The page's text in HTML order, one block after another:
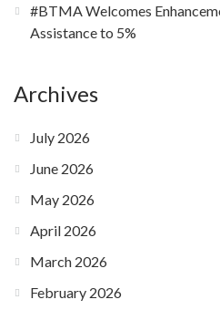
#BTMA Welcomes
Assistance to 5%
Archives
July 2026
June 2026
May 2026
April 2026
March 2026
February 2026